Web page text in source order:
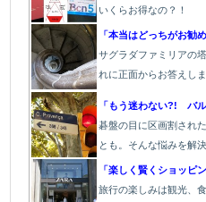
いくらお得なの？！
「本当はどっちがお勧
サグラダファミリアの
れに正面からお答えしま
「もう迷わない?! バル
碁盤の目に区画割され
とも。そんな悩みを解決
「楽しく賢くショッピン
旅行の楽しみは観光、